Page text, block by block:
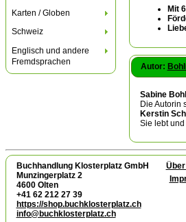
Karten / Globen
Schweiz
Englisch und andere
Fremdsprachen
Mit
Autor:
Sabine
Die Autorin
Kerstin
Sie lebt und
Buchhandlung Klosterplatz GmbH
Munzingerplatz 2
4600 Olten
+41 62 212 27 39
https://shop.buchklosterplatz.ch
info@buchklosterplatz.ch